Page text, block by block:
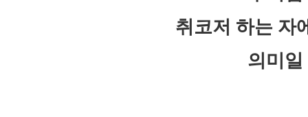
취코저 하는 자
의미일